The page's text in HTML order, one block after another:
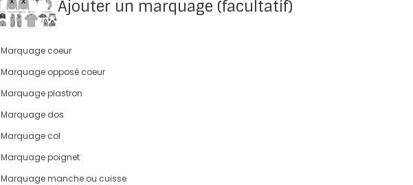
Ajouter un marquage (facultatif)
Marquage coeur
Marquage opposé coeur
Marquage plastron
Marquage dos
Marquage col
Marquage poignet
Marquage manche ou cuisse